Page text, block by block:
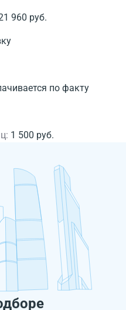
960 руб.
по факту
1 500 руб.